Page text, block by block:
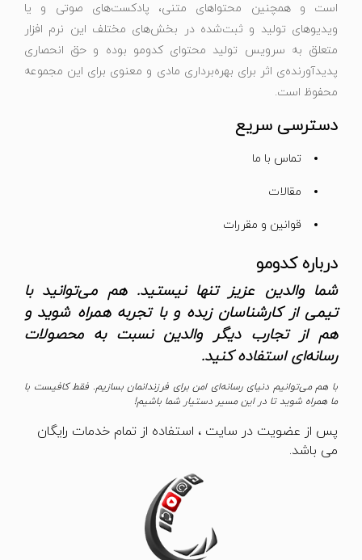
است و همچنین محتواهای متنی، پادکست‌های صوتی و یا
ویدیوهای تولید و ثبت‌شده در بخش‌های مختلف این نرم افزار
متعلق به سرویس تولید محتوای کدومو بوده و حق انحصاری
پدیدآورنده‌ی اثر برای بهره‌برداری مادی و معنوی برای این مجموعه
محفوظ است.
دسترسی سریع
تماس با ما
مقالات
قوانین و مقررات
درباره کدومو
شما والدین عزیز تنها نیستید. هم می‌توانید با
تیمی از کارشناسان زبده و با تجربه همراه شوید و
هم از تجارب دیگر والدین نسبت به محصولات
رسانه‌ای استفاده کنید.
با هم می‌توانیم دنیای رسانه‌ای امن برای فرزندانمان بسازیم. فقط کافیست با
ما همراه شوید تا در این مسیر دستیار شما باشیم!
پس از عضویت در سایت ، استفاده از تمام خدمات رایگان
می باشد.